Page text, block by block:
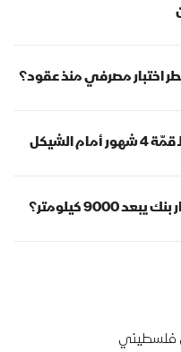
اختبار مصرفي منذ عقود؟
الشيكل
كيلومتر؟
فلسطيني